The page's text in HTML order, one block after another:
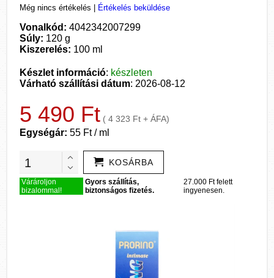
Még nincs értékelés Értékelés beküldése
Vonalkód: 4042342007299
Súly: 120 g
Kiszerelés: 100 ml
Készlet információ: készleten
Várható szállítási dátum: 2026-08-12
5 490 Ft ( 4 323 Ft + ÁFA)
Egységár: 55 Ft / ml
KOSÁRBA
Várároljon
bizalommal!
Gyors szállítás,
biztonságos fizetés.
27.000 Ft felett
ingyenesen.